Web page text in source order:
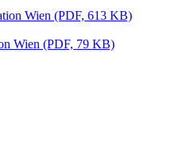
Wien (PDF, 613 KB)
Wien (PDF, 79 KB)